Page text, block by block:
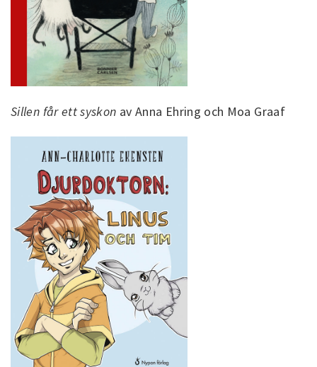
Sillen får ett syskon av Anna Ehring och Moa Graaf